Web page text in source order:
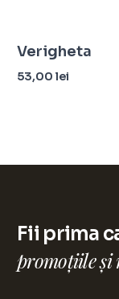
Verigheta
53,00lei
Fii prima
promoțiile și